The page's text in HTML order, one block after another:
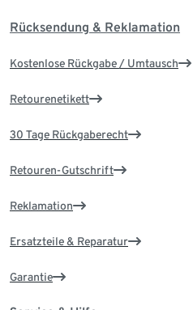
Rücksendung & Reklamation
Kostenlose Rückgabe / Umtausch
Retourenetikett
30 Tage Rückgaberecht
Retouren-Gutschrift
Reklamation
Ersatzteile & Reparatur
Garantie